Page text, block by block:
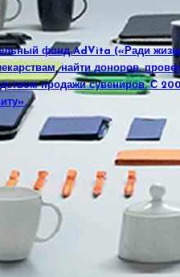
фонд AdVita («Ради
найти доноров,
продажи сувениров. С